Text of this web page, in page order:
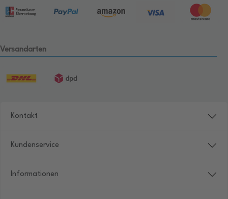
Versandarten
Kontakt
Kundenservice
Informationen